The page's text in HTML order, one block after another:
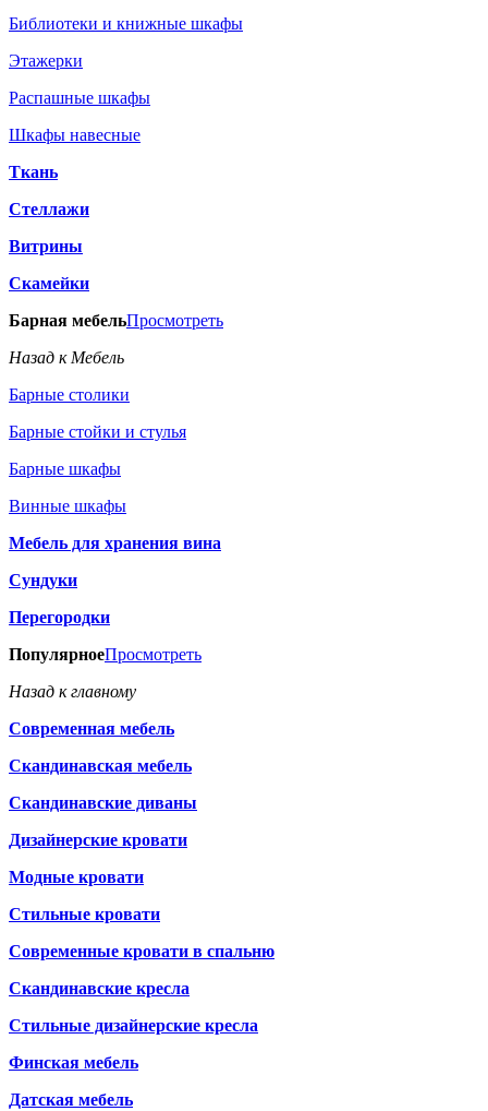
Библиотеки и книжные шкафы
Этажерки
Распашные шкафы
Шкафы навесные
Ткань
Стеллажи
Витрины
Скамейки
Барная мебельПросмотреть
Назад к Мебель
Барные столики
Барные стойки и стулья
Барные шкафы
Винные шкафы
Мебель для хранения вина
Сундуки
Перегородки
ПопулярноеПросмотреть
Назад к главному
Современная мебель
Скандинавская мебель
Скандинавские диваны
Дизайнерские кровати
Модные кровати
Стильные кровати
Современные кровати в спальню
Скандинавские кресла
Стильные дизайнерские кресла
Финская мебель
Датская мебель